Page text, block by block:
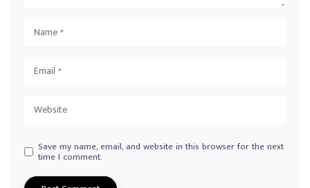
Save my name, email, and website in this browser for the next
time I comment.